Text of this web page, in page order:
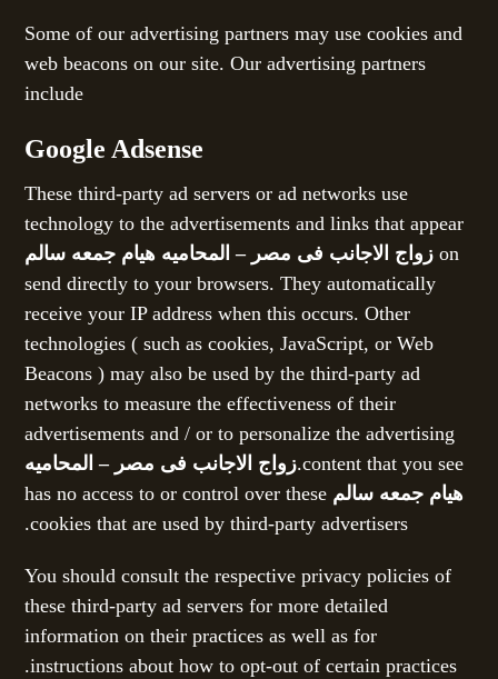
Some of our advertising partners may use cookies and
web beacons on our site. Our advertising partners
include
Google Adsense
These third-party ad servers or ad networks use
technology to the advertisements and links that appear
on زواج الاجانب فى مصر – المحاميه هيام جمعه سالم
send directly to your browsers. They automatically
receive your IP address when this occurs. Other
technologies ( such as cookies, JavaScript, or Web
Beacons ) may also be used by the third-party ad
networks to measure the effectiveness of their
advertisements and / or to personalize the advertising
content that you see. زواج الاجانب فى مصر – المحاميه
هيام جمعه سالم has no access to or control over these
cookies that are used by third-party advertisers.
You should consult the respective privacy policies of
these third-party ad servers for more detailed
information on their practices as well as for
instructions about how to opt-out of certain practices.